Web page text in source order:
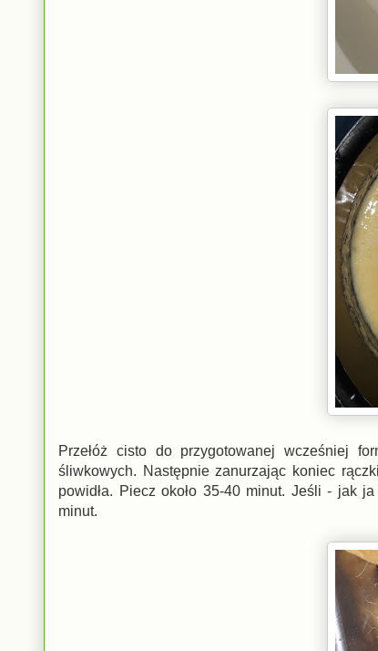
Przełóż cisto do przygotowanej wcześniej
śliwkowych. Następnie zanurzając koniec
powidła. Piecz około 35-40 minut. Jeśli - jak
minut.